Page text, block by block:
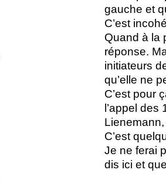
gauche et
C’est
Quand à la
réponse.
initiateurs
qu’elle ne
C’est pour
l’appel
C’est
Je ne ferai
dis ici et